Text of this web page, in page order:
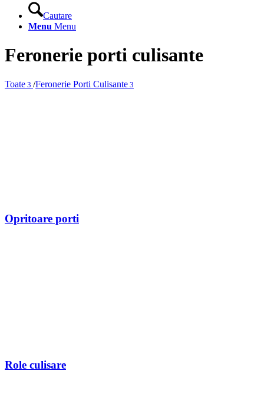
Cautare
Menu Menu
Feronerie porti culisante
Toate 3 /Feronerie Porti Culisante 3
Opritoare porti
Role culisare